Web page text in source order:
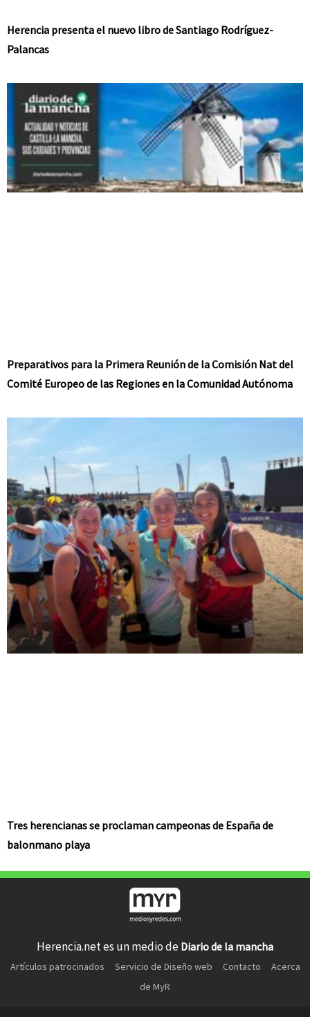
Herencia presenta el nuevo libro de Santiago Rodríguez-
Palancas
Preparativos para la Primera Reunión de la Comisión Nat del
Comité Europeo de las Regiones en la Comunidad Autónoma
Tres herencianas se proclaman campeonas de España de
balonmano playa
Herencia.net es un medio de Diario de la mancha
Artículos patrocinados Servicio de Diseño web Contacto
Acerca
de MyR